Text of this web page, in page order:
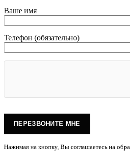
Ваше имя
Телефон (обязательно)
Нажимая на кнопку, Вы соглашаетесь на